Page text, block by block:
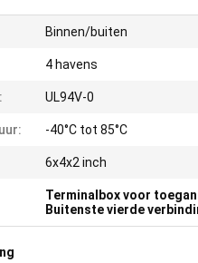
Binnen/buiten
4 havens
UL94V-0
-40°C tot 85°C
6x4x2 inch
Terminalbox voor
Buitenste vierde